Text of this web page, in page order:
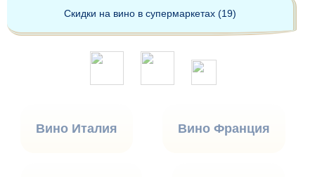
Скидки на вино в супермаркетах (19)
Вино Италия Вино Франция